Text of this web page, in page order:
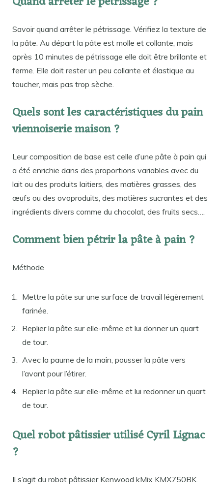
Savoir quand arrêter le pétrissage. Vérifiez la texture de
la pâte. Au départ la pâte est molle et collante, mais
après 10 minutes de pétrissage elle doit être brillante et
ferme. Elle doit rester un peu collante et élastique au
toucher, mais pas trop sèche.
Quels sont les caractéristiques du pain
viennoiserie maison ?
Leur composition de base est celle d’une pâte à pain qui
a été enrichie dans des proportions variables avec du
lait ou des produits laitiers, des matières grasses, des
œufs ou des ovoproduits, des matières sucrantes et des
ingrédients divers comme du chocolat, des fruits secs….
Comment bien pétrir la pâte à pain ?
Méthode
Mettre la pâte sur une surface de travail légèrement
farinée.
Replier la pâte sur elle-même et lui donner un quart
de tour.
Avec la paume de la main, pousser la pâte vers
l’avant pour l’étirer.
Replier la pâte sur elle-même et lui redonner un quart
de tour.
Quel robot pâtissier utilisé Cyril Lignac
?
Il s’agit du robot pâtissier Kenwood kMix KMX750BK.